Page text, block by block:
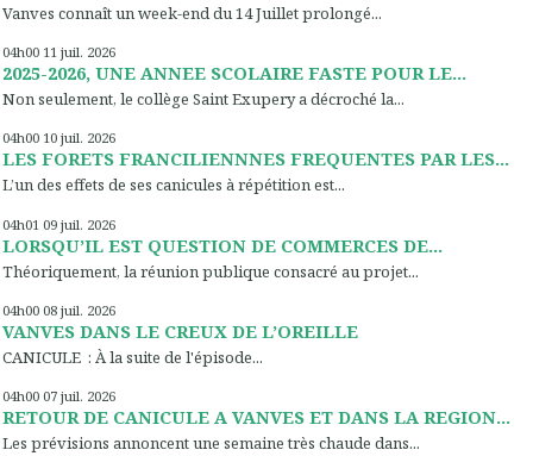
Vanves connaît un week-end du 14 Juillet prolongé...
04h00 11 juil. 2026
2025-2026, UNE ANNEE SCOLAIRE FASTE POUR LE...
Non seulement, le collège Saint Exupery a décroché la...
04h00 10 juil. 2026
LES FORETS FRANCILIENNNES FREQUENTES PAR LES...
L’un des effets de ses canicules à répétition est...
04h01 09 juil. 2026
LORSQU’IL EST QUESTION DE COMMERCES DE...
Théoriquement, la réunion publique consacré au projet...
04h00 08 juil. 2026
VANVES DANS LE CREUX DE L’OREILLE
CANICULE : À la suite de l'épisode...
04h00 07 juil. 2026
RETOUR DE CANICULE A VANVES ET DANS LA REGION...
Les prévisions annoncent une semaine très chaude dans...